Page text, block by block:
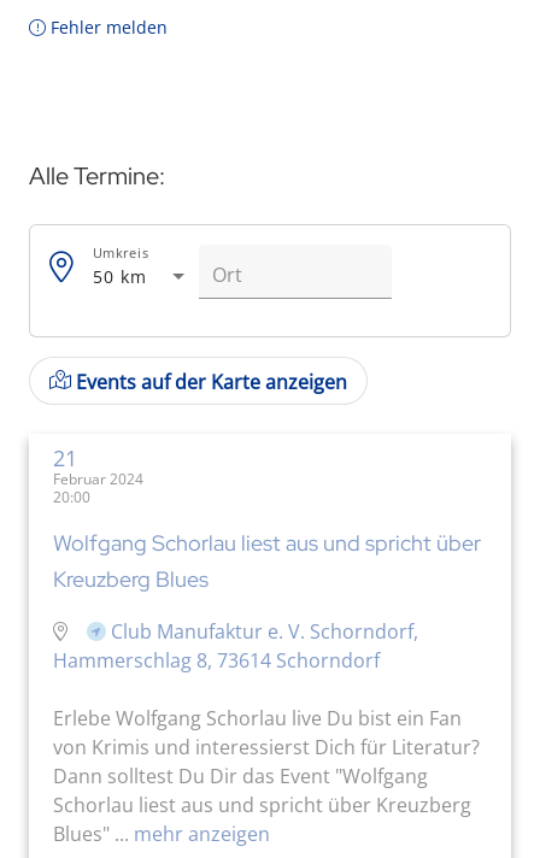
Fehler melden
Alle Termine:
50 km
Umkreis
Events auf der Karte anzeigen
21
Februar 2024
20:00
Wolfgang Schorlau liest aus und spricht über
Kreuzberg Blues
Club Manufaktur e. V. Schorndorf,
Hammerschlag 8, 73614 Schorndorf
Erlebe Wolfgang Schorlau live Du bist ein Fan
von Krimis und interessierst Dich für Literatur?
Dann solltest Du Dir das Event "Wolfgang
Schorlau liest aus und spricht über Kreuzberg
Blues" ... mehr anzeigen